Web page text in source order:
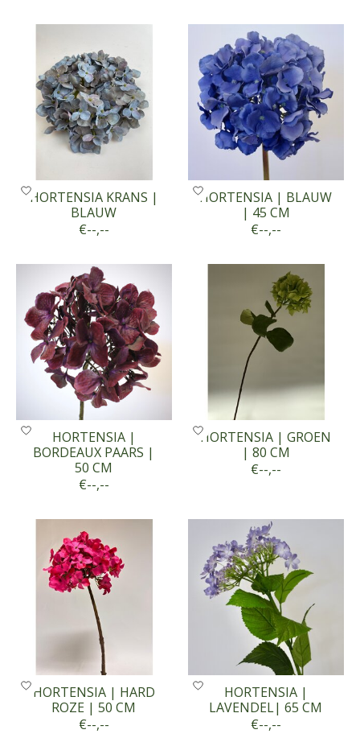
HORTENSIA KRANS |
BLAUW
€--,--
HORTENSIA | BLAUW
| 45 CM
€--,--
HORTENSIA |
BORDEAUX PAARS |
50 CM
€--,--
HORTENSIA | GROEN
| 80 CM
€--,--
HORTENSIA | HARD
ROZE | 50 CM
€--,--
HORTENSIA |
LAVENDEL| 65 CM
€--,--